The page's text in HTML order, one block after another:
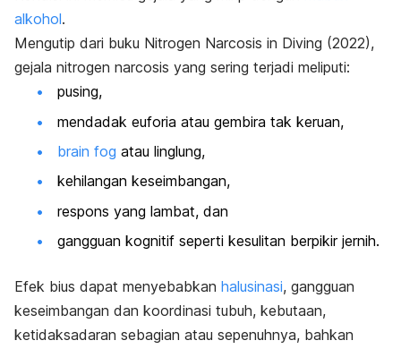
alkohol.
Mengutip dari buku Nitrogen Narcosis in Diving (2022),
gejala nitrogen narcosis yang sering terjadi meliputi:
pusing,
mendadak euforia atau gembira tak keruan,
brain fog atau linglung,
kehilangan keseimbangan,
respons yang lambat, dan
gangguan kognitif seperti kesulitan berpikir jernih.
Efek bius dapat menyebabkan halusinasi, gangguan
keseimbangan dan koordinasi tubuh, kebutaan,
ketidaksadaran sebagian atau sepenuhnya, bahkan